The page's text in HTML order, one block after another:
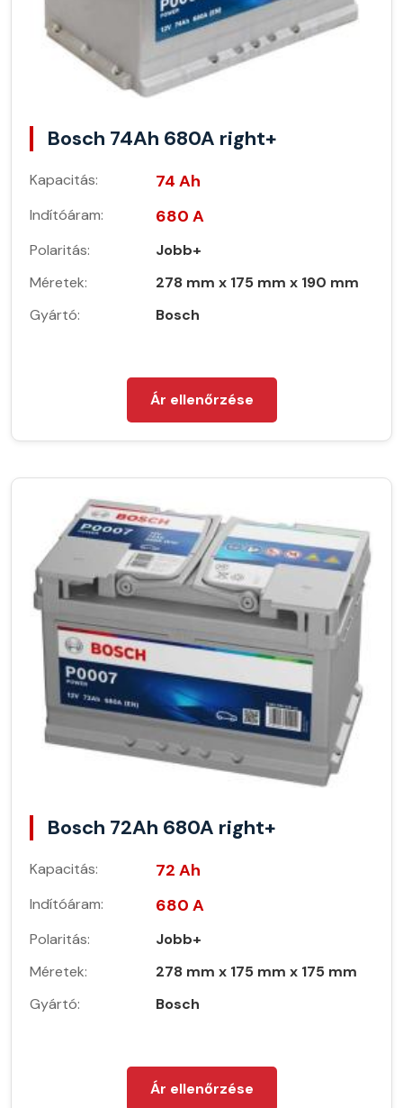
Bosch 74Ah 680A right+
Kapacitás: 74 Ah
Indítóáram: 680 A
Polaritás:
Jobb+
Méretek:
278 mm x 175 mm x 190 mm
Gyártó:
Bosch
Ár ellenőrzése
Bosch 72Ah 680A right+
Kapacitás: 72 Ah
Indítóáram: 680 A
Polaritás:
Jobb+
Méretek:
278 mm x 175 mm x 175 mm
Gyártó:
Bosch
Ár ellenőrzése